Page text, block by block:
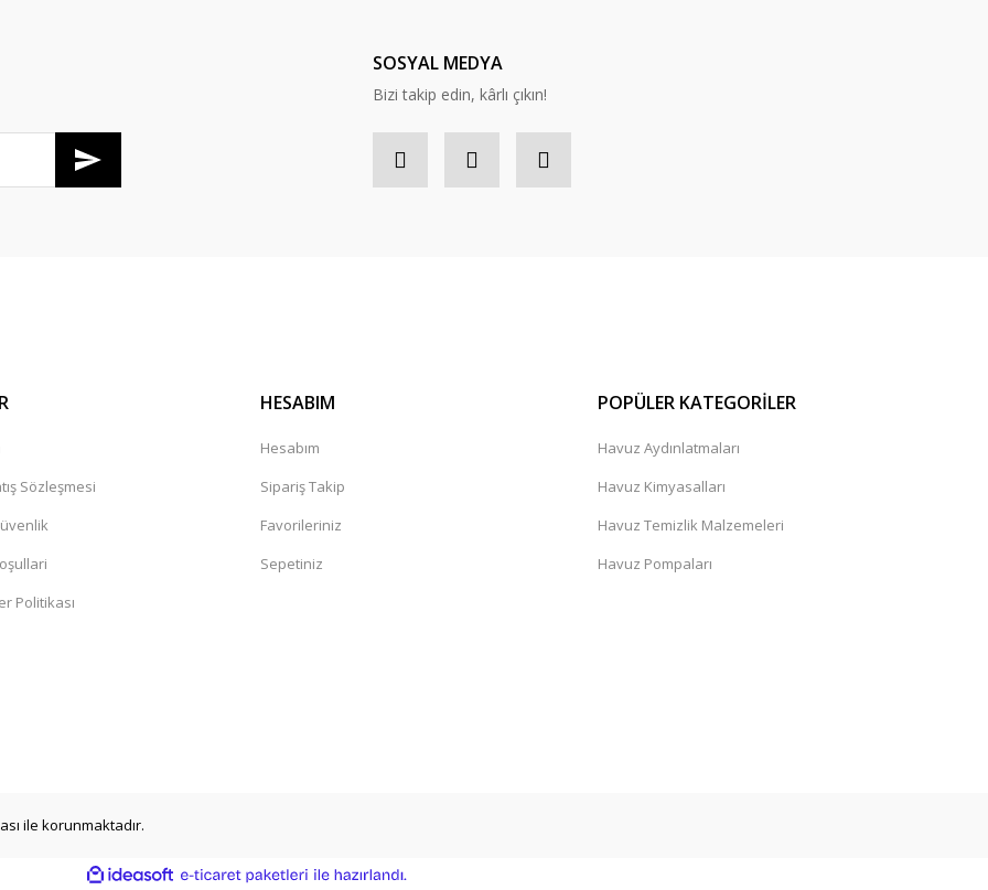
SOSYAL MEDYA
Bizi takip edin, kârlı çıkın!
Sözleşmesi
Politikası
HESABIM
Hesabım
Sipariş Takip
Favorileriniz
Sepetiniz
POPÜLER KATEGORİLER
Havuz Aydınlatmaları
Havuz Kimyasalları
Havuz Temizlik Malzemeleri
Havuz Pompaları
ile korunmaktadır.
ideasoft
e-